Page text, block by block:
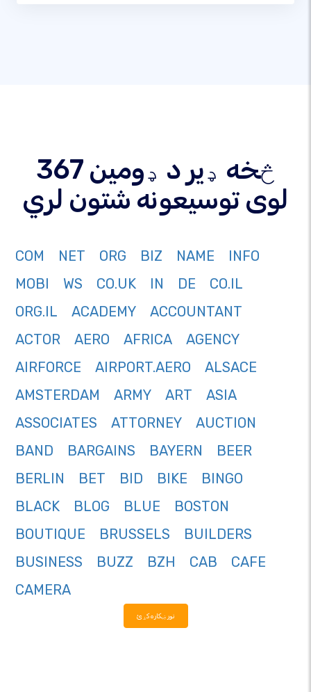
367 څخه ډیر د ډومین
لوی توسیعونه شتون لري
COM NET ORG BIZ NAME
INFO
MOBI
WS CO.UK IN DE
CO.IL
ORG.IL
ACADEMY
ACCOUNTANT
ACTOR
AERO AFRICA
AGENCY
AIRFORCE
AIRPORT.AERO
ALSACE
AMSTERDAM
ARMY ART
ASIA
ASSOCIATES
ATTORNEY
AUCTION
BAND
BARGAINS BAYERN
BEER
BERLIN
BET BID BIKE
BINGO
BLACK
BLOG BLUE
BOSTON
BOUTIQUE
BRUSSELS
BUILDERS
BUSINESS
BUZZ BZH CAB
CAFE
CAMERA
نور ښکاره کړئ